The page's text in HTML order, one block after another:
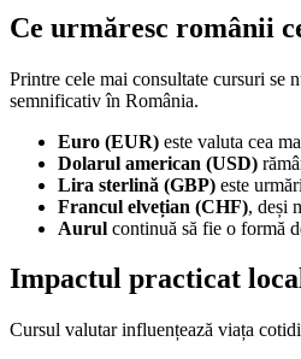
Ce urmăresc românii
Printre cele mai consultate cursuri se
semnificativ în România.
Euro (EUR) este valuta cea
Dolarul american (USD)
Lira sterlină (GBP) este
Francul elvețian (CHF), deși
Aurul continuă să fie o formă
Impactul practicat
Cursul valutar influențează viața